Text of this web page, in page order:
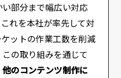
部分まで幅広い対応
れを本社が率先して対
ットの作業工数を削減
の取り組みを通じて
他のコンテンツ制作に